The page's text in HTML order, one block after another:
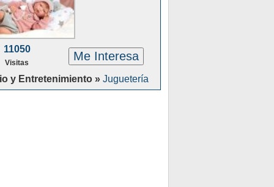
11050
Visitas Me Interesa
y Entretenimiento » Juguetería